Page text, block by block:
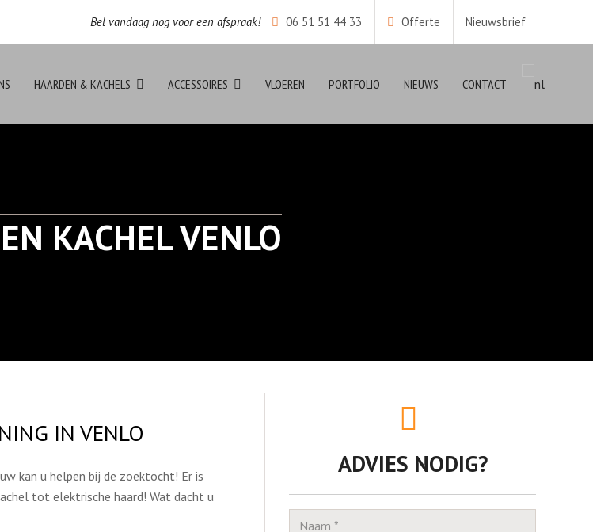
Bel vandaag nog voor een afspraak! 06 51 51 44 33 Offerte Nieuwsbrief
HAARDEN & KACHELS ACCESSOIRES VLOEREN PORTFOLIO NIEUWS CONTACT
KACHEL VENLO
IN VENLO
kan u helpen bij de zoektocht! Er is
tot elektrische haard! Wat dacht u
ADVIES NODIG?